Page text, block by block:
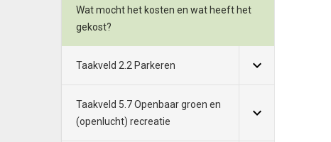
Wat mocht het kosten en wat heeft het
gekost?
Taakveld 2.2 Parkeren
Taakveld 5.7 Openbaar groen en
(openlucht) recreatie